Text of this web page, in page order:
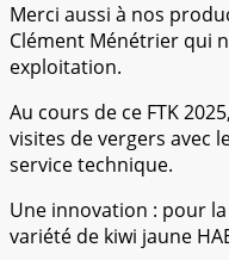
Merci aussi à nos
Clément Ménétrier qui
exploitation.
Au cours de ce FTK
visites de vergers avec
service technique.
Une innovation : pour
variété de kiwi jaune